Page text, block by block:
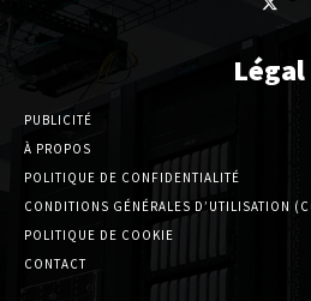
Légal
PUBLICITÉ
À PROPOS
POLITIQUE DE CONFIDENTIALITÉ
CONDITIONS GÉNÉRALES D’UTILISATION
POLITIQUE DE COOKIE
CONTACT